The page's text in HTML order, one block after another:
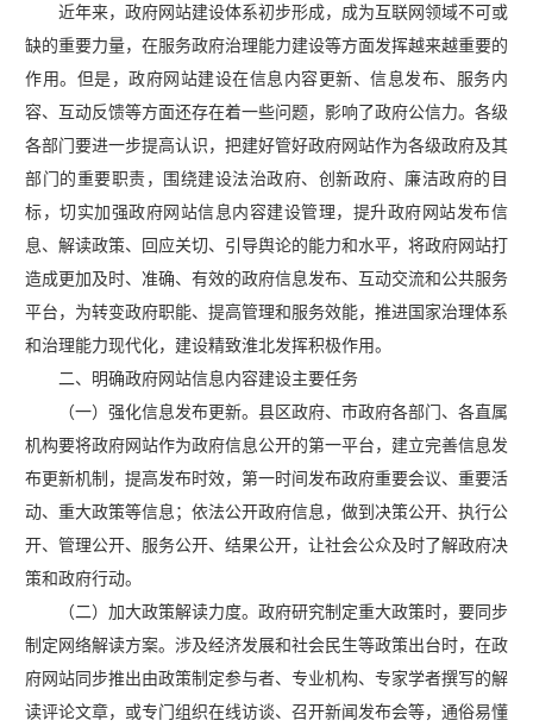
近年来，政府网站建设体系初步形成，成为互联网领域不可或
缺的重要力量，在服务政府治理能力建设等方面发挥越来越重要的
作用。但是，政府网站建设在信息内容更新、信息发布、服务内
容、互动反馈等方面还存在着一些问题，影响了政府公信力。各级
各部门要进一步提高认识，把建好管好政府网站作为各级政府及其
部门的重要职责，围绕建设法治政府、创新政府、廉洁政府的目
标，切实加强政府网站信息内容建设管理，提升政府网站发布信
息、解读政策、回应关切、引导舆论的能力和水平，将政府网站打
造成更加及时、准确、有效的政府信息发布、互动交流和公共服务
平台，为转变政府职能、提高管理和服务效能，推进国家治理体系
和治理能力现代化，建设精致淮北发挥积极作用。
二、明确政府网站信息内容建设主要任务
（一）强化信息发布更新。县区政府、市政府各部门、各直属
机构要将政府网站作为政府信息公开的第一平台，建立完善信息发
布更新机制，提高发布时效，第一时间发布政府重要会议、重要活
动、重大政策等信息；依法公开政府信息，做到决策公开、执行公
开、管理公开、服务公开、结果公开，让社会公众及时了解政府决
策和政府行动。
（二）加大政策解读力度。政府研究制定重大政策时，要同步
制定网络解读方案。涉及经济发展和社会民生等政策出台时，在政
府网站同步推出由政策制定参与者、专业机构、专家学者撰写的解
读评论文章，或专门组织在线访谈、召开新闻发布会等，通俗易懂